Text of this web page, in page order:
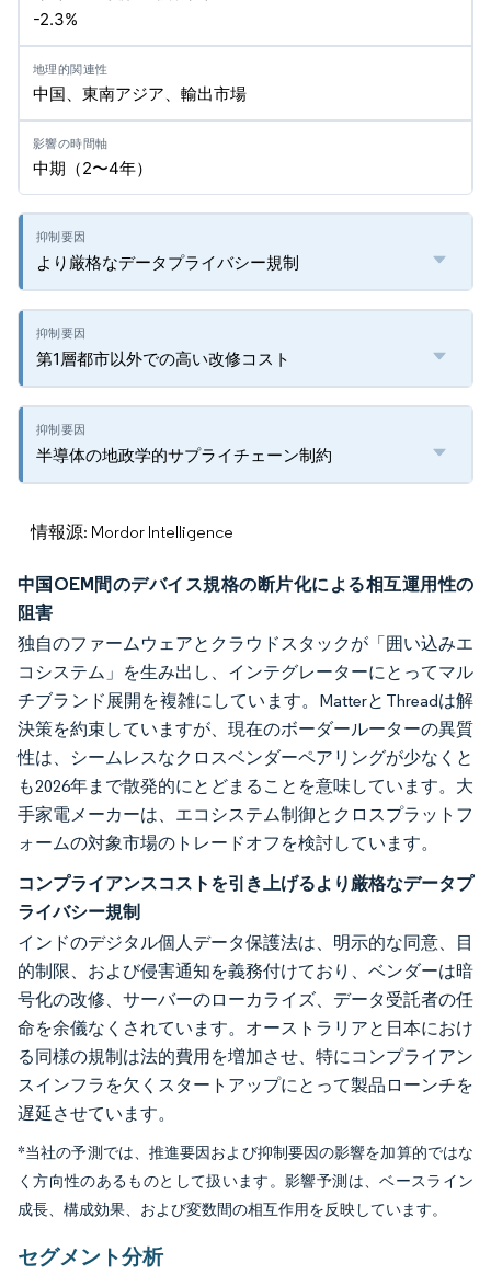
-2.3%
中国、東南アジア、輸出市場
中期（2〜4年）
より厳格なデータプライバシー規制
第1層都市以外での高い改修コスト
半導体の地政学的サプライチェーン制約
情報源: Mordor Intelligence
中国OEM間のデバイス規格の断片化による相互運用性の
阻害
独自のファームウェアとクラウドスタックが「囲い込みエ
コシステム」を生み出し、インテグレーターにとってマル
チブランド展開を複雑にしています。MatterとThreadは解
決策を約束していますが、現在のボーダールーターの異質
性は、シームレスなクロスベンダーペアリングが少なくと
も2026年まで散発的にとどまることを意味しています。大
手家電メーカーは、エコシステム制御とクロスプラットフ
ォームの対象市場のトレードオフを検討しています。
コンプライアンスコストを引き上げるより厳格なデータプ
ライバシー規制
インドのデジタル個人データ保護法は、明示的な同意、目
的制限、および侵害通知を義務付けており、ベンダーは暗
号化の改修、サーバーのローカライズ、データ受託者の任
命を余儀なくされています。オーストラリアと日本におけ
る同様の規制は法的費用を増加させ、特にコンプライアン
スインフラを欠くスタートアップにとって製品ローンチを
遅延させています。
*当社の予測では、推進要因および抑制要因の影響を加算的ではな
く方向性のあるものとして扱います。影響予測は、ベースライン
成長、構成効果、および変数間の相互作用を反映しています。
セグメント分析